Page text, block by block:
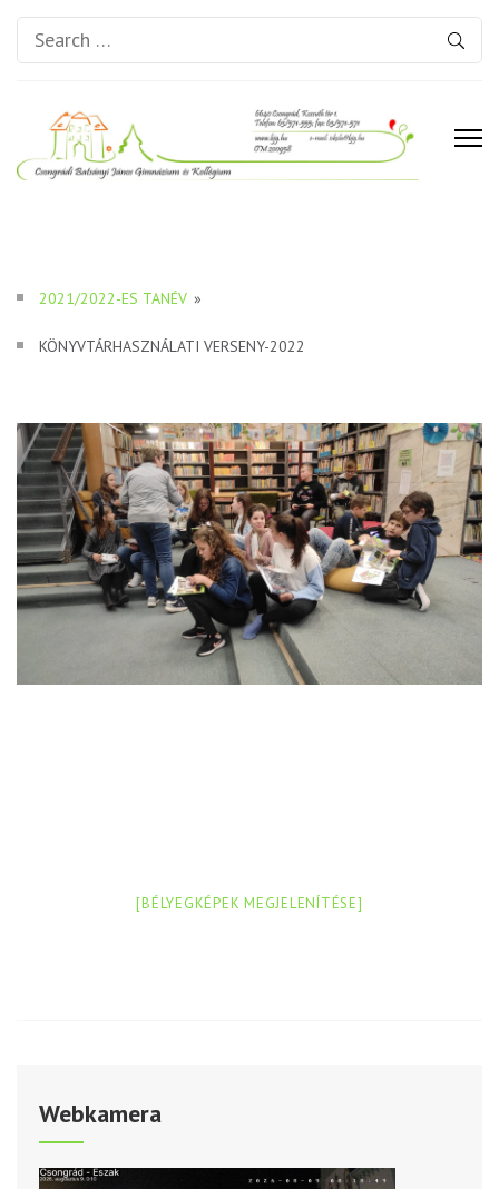
Search
for:
2021/2022-ES TANÉV »
KÖNYVTÁRHASZNÁLATI VERSENY-2022
[BÉLYEGKÉPEK MEGJELENÍTÉSE]
Webkamera